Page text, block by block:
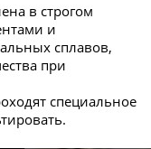
в строгом
и
сплавов,
при
специальное